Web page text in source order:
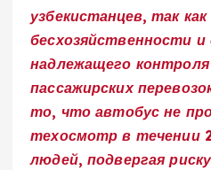
узбекистанцев, так
бесхозяйственности
надлежащего
пассажирских
то, что автобус не
техосмотр в течении
людей, подвергая